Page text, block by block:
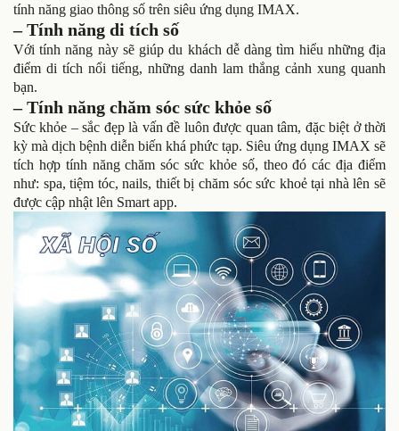
tính năng giao thông số trên siêu ứng dụng IMAX.
– Tính năng di tích số
Với tính năng này sẽ giúp du khách dễ dàng tìm hiểu những địa
điểm di tích nổi tiếng, những danh lam thắng cảnh xung quanh
bạn.
– Tính năng chăm sóc sức khỏe số
Sức khỏe – sắc đẹp là vấn đề luôn được quan tâm, đặc biệt ở thời
kỳ mà dịch bệnh diễn biến khá phức tạp. Siêu ứng dụng IMAX sẽ
tích hợp tính năng chăm sóc sức khỏe số, theo đó các địa điểm
như: spa, tiệm tóc, nails, thiết bị chăm sóc sức khoẻ tại nhà lên sẽ
được cập nhật lên Smart app.